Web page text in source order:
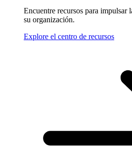
Encuentre recursos para impulsar
su organización.
Explore el centro de recursos